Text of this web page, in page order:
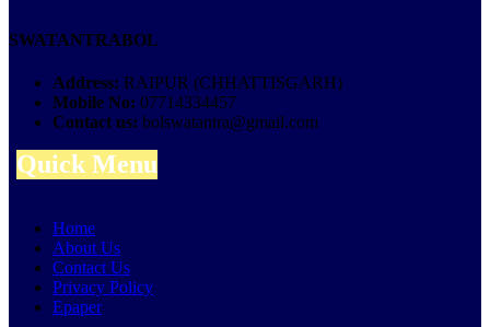
SWATANTRABOL
Address: RAIPUR (CHHATTISGARH)
Mobile No: 07714334457
Contact us: bolswatantra@gmail.com
Quick Menu
Home
About Us
Contact Us
Privacy Policy
Epaper